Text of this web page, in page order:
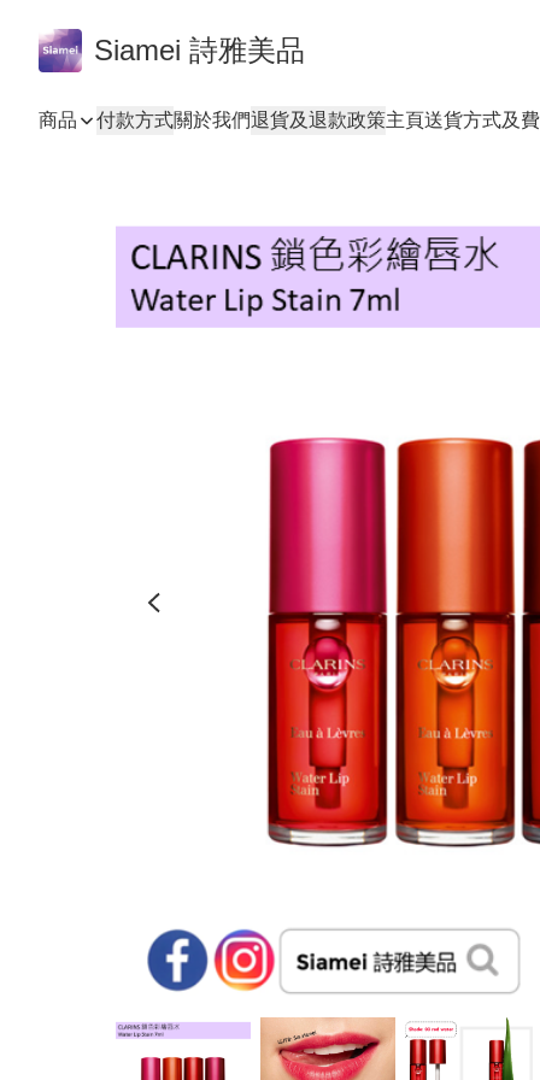
Siamei 詩雅美品
商品 付款方式關於我們退貨及退款政策主頁送貨方式及